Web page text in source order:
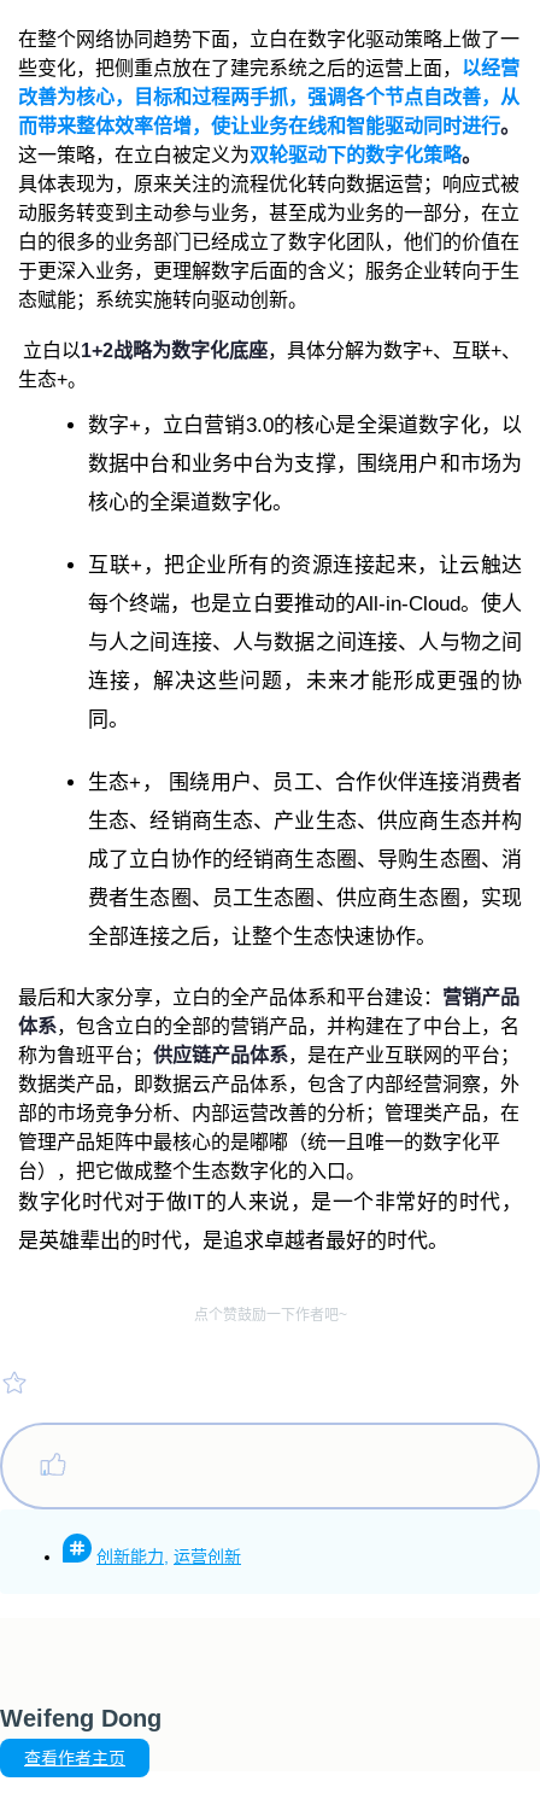
在整个网络协同趋势下面，立白在数字化驱动策略上做了一
些变化，把侧重点放在了建完系统之后的运营上面， 以经营
改善为核心，目标和过程两手抓，强调各个节点自改善，从
而带来整体效率倍增，使让业务在线和智能驱动同时进行。
这一策略，在立白被定义为双轮驱动下的数字化策略。
具体表现为，原来关注的流程优化转向数据运营；响应式被
动服务转变到主动参与业务，甚至成为业务的一部分，在立
白的很多的业务部门已经成立了数字化团队，他们的价值在
于更深入业务，更理解数字后面的含义；服务企业转向于生
态赋能；系统实施转向驱动创新。
立白以1+2战略为数字化底座，具体分解为数字+、互联+、
生态+。
数字+，立白营销3.0的核心是全渠道数字化，以
数据中台和业务中台为支撑，围绕用户和市场为
核心的全渠道数字化。
互联+，把企业所有的资源连接起来，让云触达
每个终端，也是立白要推动的All-in-Cloud。使人
与人之间连接、人与数据之间连接、人与物之间
连接，解决这些问题，未来才能形成更强的协
同。
生态+， 围绕用户、员工、合作伙伴连接消费者
生态、经销商生态、产业生态、供应商生态并构
成了立白协作的经销商生态圈、导购生态圈、消
费者生态圈、员工生态圈、供应商生态圈，实现
全部连接之后，让整个生态快速协作。
最后和大家分享，立白的全产品体系和平台建设： 营销产品
体系，包含立白的全部的营销产品，并构建在了中台上，名
称为鲁班平台； 供应链产品体系，是在产业互联网的平台；
数据类产品，即数据云产品体系，包含了内部经营洞察，外
部的市场竞争分析、内部运营改善的分析；管理类产品，在
管理产品矩阵中最核心的是嘟嘟（统一且唯一的数字化平
台），把它做成整个生态数字化的入口。
数字化时代对于做IT的人来说，是一个非常好的时代，
是英雄辈出的时代，是追求卓越者最好的时代。
点个赞鼓励一下作者吧~
创新能力 运营创新
Weifeng Dong
查看作者主页